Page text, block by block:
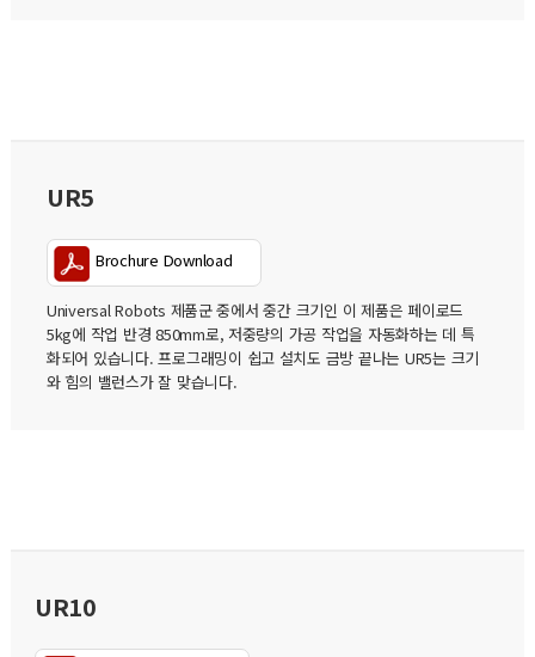
UR5
Brochure Download
Universal Robots 제품군 중에서 중간 크기인 이 제품은 페이로드
5kg에 작업 반경 850mm로, 저중량의 가공 작업을 자동화하는 데 특
화되어 있습니다. 프로그래밍이 쉽고 설치도 금방 끝나는 UR5는 크기
와 힘의 밸런스가 잘 맞습니다.
UR10